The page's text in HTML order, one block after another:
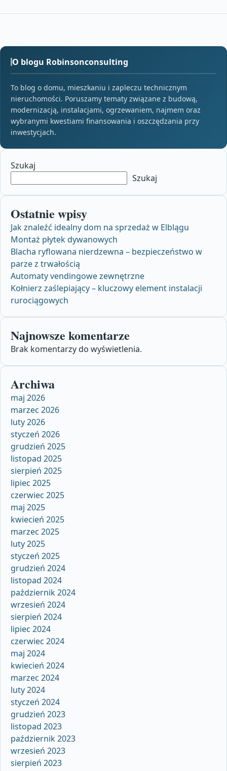
O blogu Robinsonconsulting
To blog o domu, mieszkaniu i zapleczu technicznym
nieruchomości. Poruszamy tematy związane z budową,
modernizacją, instalacjami, ogrzewaniem, najmem oraz
wybranymi kwestiami finansowania i oszczędzania przy
inwestycjach.
Szukaj
Szukaj
Ostatnie wpisy
Jak znaleźć idealny dom na sprzedaż w Elblągu
Montaż płytek dywanowych
Blacha ryflowana nierdzewna – bezpieczeństwo w
parze z trwałością
Automaty vendingowe zewnętrzne
Kołnierz zaślepiający – kluczowy element instalacji
rurociągowych
Najnowsze komentarze
Brak komentarzy do wyświetlenia.
Archiwa
maj 2026
marzec 2026
luty 2026
styczeń 2026
grudzień 2025
listopad 2025
sierpień 2025
lipiec 2025
czerwiec 2025
maj 2025
kwiecień 2025
marzec 2025
luty 2025
styczeń 2025
grudzień 2024
listopad 2024
październik 2024
wrzesień 2024
sierpień 2024
lipiec 2024
czerwiec 2024
maj 2024
kwiecień 2024
marzec 2024
luty 2024
styczeń 2024
grudzień 2023
listopad 2023
październik 2023
wrzesień 2023
sierpień 2023